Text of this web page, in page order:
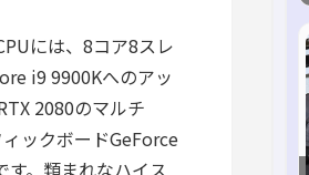
には、8コア8スレ
i9 9900Kへのアッ
2080のマルチ
ックボードGeForce